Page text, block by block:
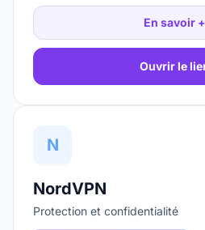
En savoir +
Ouvrir le
N
NordVPN
Protection et confidentialité